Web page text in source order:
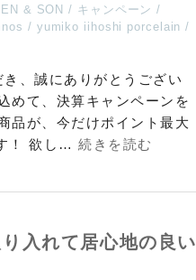
& SON
キャンペーン
yumiko iihoshi porcelain
、誠にありがとうござい
めて、決算キャンペーンを
品が、今だけポイント最大
！ 欲し… 続きを読む
入れて居心地の良い